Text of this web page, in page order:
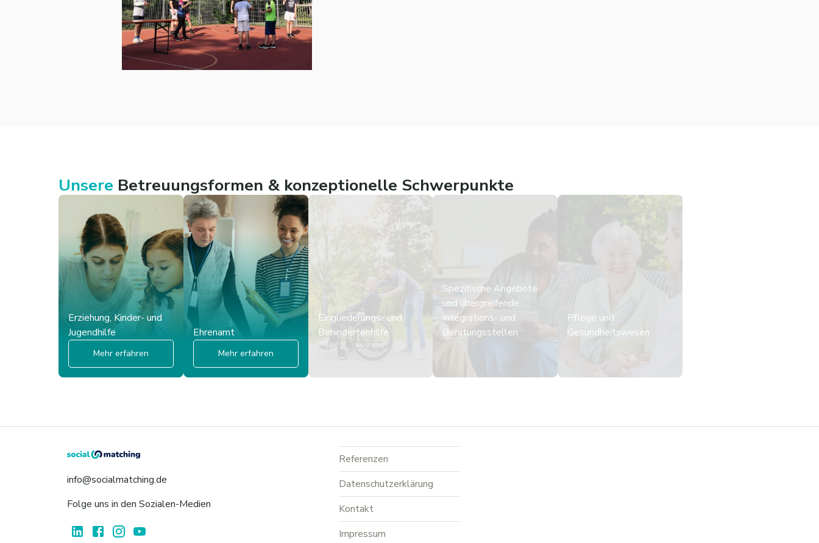
Unsere Betreuungsformen & konzeptionelle Schwerpunkte
Erziehung, Kinder- und
Jugendhilfe
Mehr erfahren
Ehrenamt
Mehr erfahren
Eingliederungs- und
Behindertenhilfe
Spezifische Angebote
und übergreifende
Integrations- und
Beratungsstellen
Pflege und
Gesundheitswesen
Mehr erfahren
info@socialmatching.de
Folge uns in den Sozialen-Medien
Referenzen
Datenschutzerklärung
Kontakt
Impressum